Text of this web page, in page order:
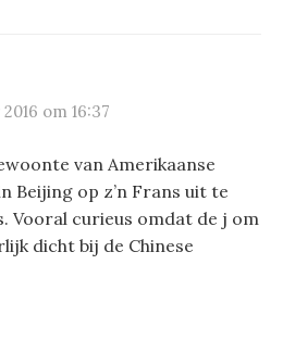
om 16:37
van Amerikaanse
Beijing op z’n Frans uit te
Vooral curieus omdat de j om
dicht bij de Chinese